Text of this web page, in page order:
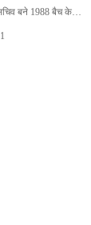
सचिव बने 1988 बैच के…